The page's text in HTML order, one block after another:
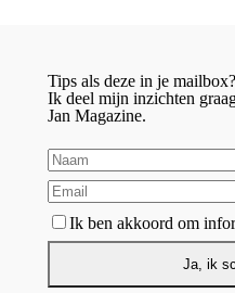
Tips als deze in je mailbox?
Ik deel mijn inzichten
Jan Magazine.
Ik ben akkoord om